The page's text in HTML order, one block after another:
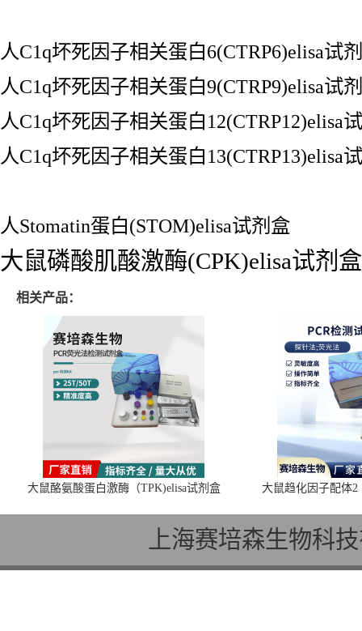
人C1q坏死因子相关蛋白6(CTRP6)elisa试
人C1q坏死因子相关蛋白9(CTRP9)elisa试
人C1q坏死因子相关蛋白12(CTRP12)elisa
人C1q坏死因子相关蛋白13(CTRP13)elisa
人Stomatin蛋白(STOM)elisa试剂盒
大鼠磷酸肌酸激酶(CPK)elisa试剂盒
相关产品：
大鼠酪氨酸蛋白激酶（TPK)elisa试剂盒 大鼠趋化因子配体2
上海赛培森生物科